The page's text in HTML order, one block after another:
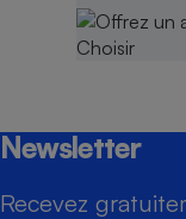
Newsletter
Recevez